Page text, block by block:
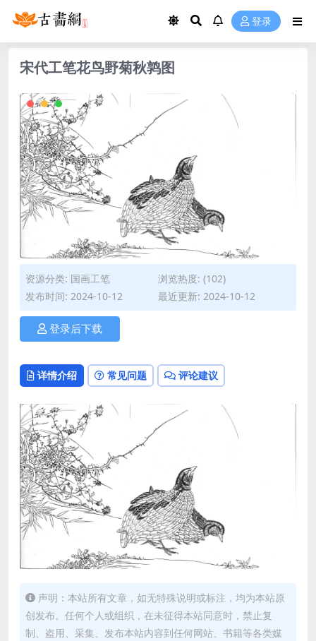
登录
宋代工笔花鸟野菊秋鹑图
资源分类: 国画工笔
浏览热度: (102)
发布时间: 2024-10-12
最近更新: 2024-10-12
登录后下载
详情介绍 常见问题 评论建议
声明：本站所有文章，如无特殊说明或标注，均为本站原
创发布。任何个人或组织，在未征得本站同意时，禁止复
制、盗用、采集、发布本站内容到任何网站、书籍等各类媒